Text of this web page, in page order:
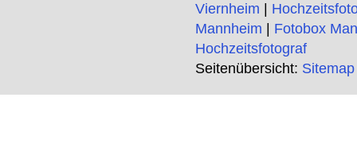
Viernheim
Mannheim
Fotobox
Hochzeitsfotograf
Seitenübersicht: Sitemap